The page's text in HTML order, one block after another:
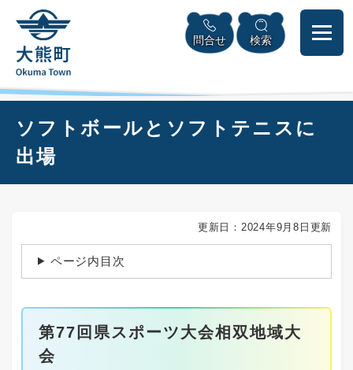
頭
メニューを飛ばして本文へ
問合せ 検索
ソフトボールとソフトテニスに
出場
更新日：2024年9月8日更新
ページ内目次
第77回県スポーツ大会相双地域大
会